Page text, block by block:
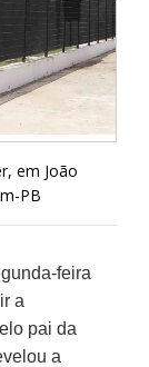
em João
PB
feira
a
pai da
a